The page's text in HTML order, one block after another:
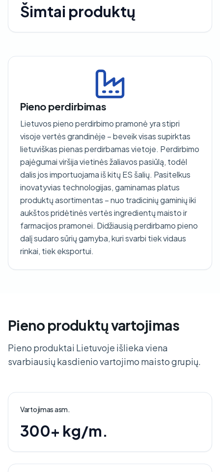
Šimtai produktų
Pieno perdirbimas
Lietuvos pieno perdirbimo pramonė yra stipri
visoje vertės grandinėje – beveik visas supirktas
lietuviškas pienas perdirbamas vietoje. Perdirbimo
pajėgumai viršija vietinės žaliavos pasiūlą, todėl
dalis jos importuojama iš kitų ES šalių. Pasitelkus
inovatyvias technologijas, gaminamas platus
produktų asortimentas – nuo tradicinių gaminių iki
aukštos pridėtinės vertės ingredientų maisto ir
farmacijos pramonei. Didžiausią perdirbamo pieno
dalį sudaro sūrių gamyba, kuri svarbi tiek vidaus
rinkai, tiek eksportui.
Pieno produktų vartojimas
Pieno produktai Lietuvoje išlieka viena
svarbiausių kasdienio vartojimo maisto grupių.
Vartojimas asm.
300+ kg/m.